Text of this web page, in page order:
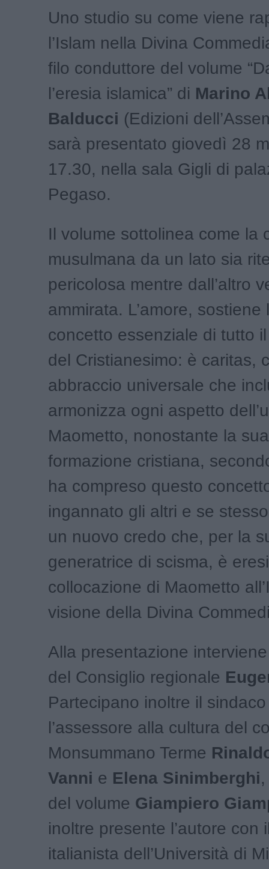
Uno studio su come viene
l’Islam nella Divina
filo conduttore del volume “
l’eresia islamica” di Marino
Balducci (Edizioni dell’
sarà presentato giovedì 28
17.30, nella sala Gigli di
Pegaso.
Il volume sottolinea come la
musulmana da un lato sia
pericolosa mentre dall’altro
ammirata. L’amore, sostiene l
concetto essenziale di tutto
del Cristianesimo: è caritas,
abbraccio universale che
armonizza ogni aspetto dell’
Maometto, nonostante la
formazione cristiana,
ha compreso questo
ingannato gli altri e se
un nuovo credo che, per la
generatrice di scisma, è
collocazione di Maometto all’
visione della Divina
Alla presentazione
del Consiglio regionale
Partecipano inoltre il
l’assessore alla cultura del
Monsummano Terme
Vanni e Elena Sinimberghi
del volume Giampiero
inoltre presente l’autore con
italianista dell’Università di